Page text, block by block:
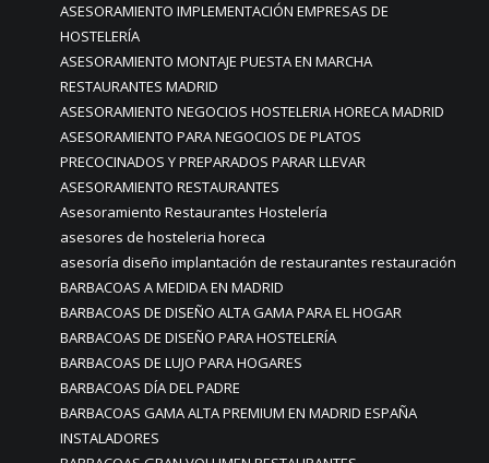
ASESORAMIENTO IMPLEMENTACIÓN EMPRESAS DE
HOSTELERÍA
ASESORAMIENTO MONTAJE PUESTA EN MARCHA
RESTAURANTES MADRID
ASESORAMIENTO NEGOCIOS HOSTELERIA HORECA MADRID
ASESORAMIENTO PARA NEGOCIOS DE PLATOS
PRECOCINADOS Y PREPARADOS PARAR LLEVAR
ASESORAMIENTO RESTAURANTES
Asesoramiento Restaurantes Hostelería
asesores de hosteleria horeca
asesoría diseño implantación de restaurantes restauración
BARBACOAS A MEDIDA EN MADRID
BARBACOAS DE DISEÑO ALTA GAMA PARA EL HOGAR
BARBACOAS DE DISEÑO PARA HOSTELERÍA
BARBACOAS DE LUJO PARA HOGARES
BARBACOAS DÍA DEL PADRE
BARBACOAS GAMA ALTA PREMIUM EN MADRID ESPAÑA
INSTALADORES